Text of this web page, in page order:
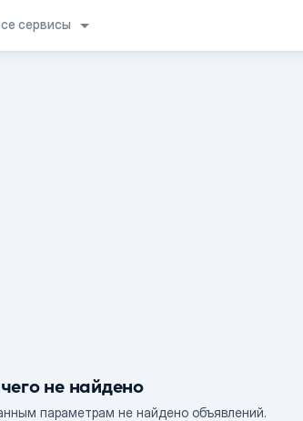
сервисы
не найдено
параметрам не найдено объявлений.